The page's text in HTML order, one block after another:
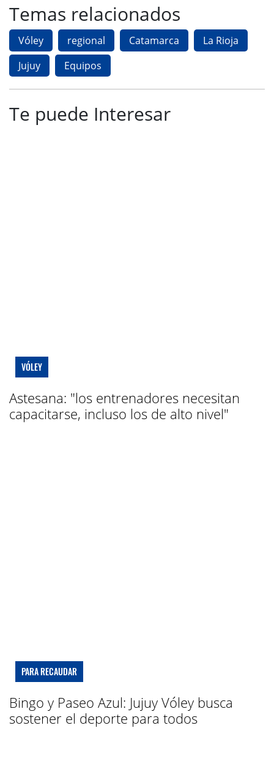
Temas relacionados
Vóley regional Catamarca
La Rioja
Jujuy
Equipos
Te puede Interesar
VÓLEY
Astesana: "los entrenadores necesitan
capacitarse, incluso los de alto nivel"
PARA RECAUDAR
Bingo y Paseo Azul: Jujuy Vóley busca
sostener el deporte para todos